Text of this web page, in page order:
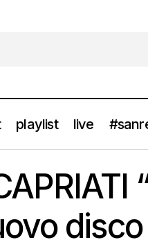
playlist live
news JOSEPH
disco